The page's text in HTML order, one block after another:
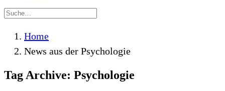
Home
News aus der Psychologie
Tag Archive: Psychologie